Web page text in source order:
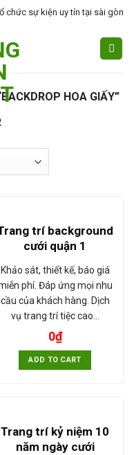
chức sự kiện uy tín tại sài gòn
HOA GIẤY”
trí background
cưới quận 1
Khảo sát, thiết kế, báo giá
phí. Đáp ứng mọi nhu
cầu của khách hàng. Dịch
vụ trang trí tiệc cao…
0₫
ADD TO CART
Trang trí kỷ niệm 10
năm ngày cưới